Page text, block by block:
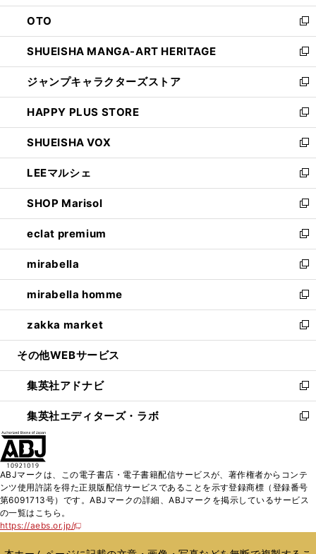
ウ
で
開
く
ン
ド
ウ
で
開
く
OTO
新
し
い
ウ
ィ
ン
ド
ウ
で
開
く
SHUEISHA MANGA-ART HERITAGE
新
し
い
ウ
ィ
ン
ド
ウ
で
開
く
ジャンプキャラクターズストア
新
し
い
ウ
ィ
ン
ド
ウ
で
開
く
HAPPY PLUS STORE
新
し
い
ウ
ィ
ン
ド
ウ
で
開
く
SHUEISHA VOX
新
し
い
ウ
ィ
ン
ド
ウ
で
開
く
LEEマルシェ
新
し
い
ウ
ィ
ン
ド
ウ
で
開
く
SHOP Marisol
新
し
い
ウ
ィ
ン
ド
ウ
で
開
eclat premium
新
し
い
ウ
ィ
ン
ド
ウ
開
く
mirabella
新
し
い
ウ
ィ
ン
ウ
で
開
く
mirabella homme
新
し
い
ウ
ン
ド
ウ
で
zakka market
新
し
ウ
ィ
ン
ド
く
その他WEBサービス
集英社アドナビ
新
し
い
ド
ウ
で
集英社エディターズ・ラボ
新
ィ
ン
ド
ABJマークは、この電子書店・電子書籍配信サービスが、著作権者からコンテ
ンツ使用許諾を得た正規版配信サービスであることを示す登録商標（登録番号
第6091713号）です。ABJマークの詳細、ABJマークを掲示しているサービス
の一覧はこちら。
https://aebs.or.jp/
新
い